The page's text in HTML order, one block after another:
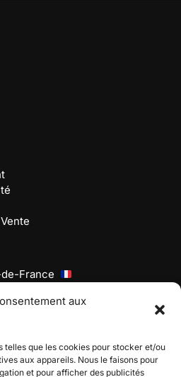
aux
telles que les cookies pour stocker et/ou
aux appareils. Nous le faisons pour
et pour afficher des publicités
France
19
17h30
Pokémon, Rejoignez